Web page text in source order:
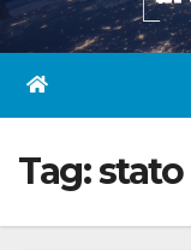
Tag:stato